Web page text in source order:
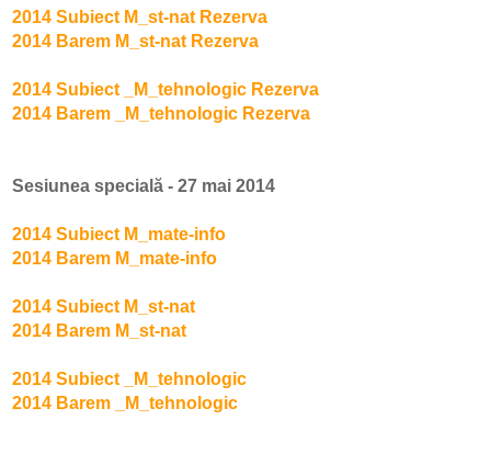
2014 Subiect M_st-nat Rezerva
2014 Barem M_st-nat Rezerva
2014 Subiect _M_tehnologic Rezerva
2014 Barem _M_tehnologic Rezerva
Sesiunea specială - 27 mai 2014
2014 Subiect M_mate-info
2014 Barem M_mate-info
2014 Subiect M_st-nat
2014 Barem M_st-nat
2014 Subiect _M_tehnologic
2014 Barem _M_tehnologic